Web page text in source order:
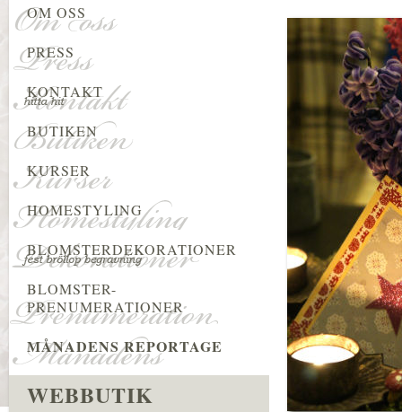
OM OSS
PRESS
KONTAKT
BUTIKEN
KURSER
HOMESTYLING
BLOMSTERDEKORATIONER
BLOMSTER-
PRENUMERATIONER
MÅNADENS REPORTAGE
WEBBUTIK